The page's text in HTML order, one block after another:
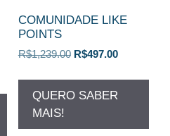
COMUNIDADE LIKE
POINTS
R$1,239.00 O
original
era:
R$497.00O
atual
é:
QUERO SABER
MAIS!